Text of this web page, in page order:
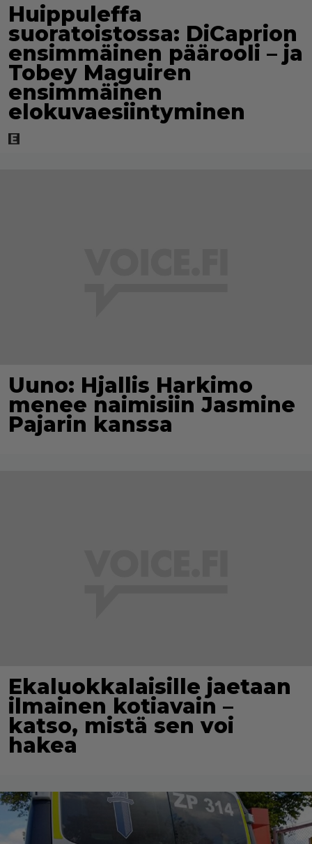
Huippuleffa
suoratoistossa: DiCaprion
ensimmäinen päärooli – ja
Tobey Maguiren
ensimmäinen
elokuvaesiintyminen
Uuno: Hjallis Harkimo
menee naimisiin Jasmine
Pajarin kanssa
Ekaluokkalaisille jaetaan
ilmainen kotiavain –
katso, mistä sen voi
hakea